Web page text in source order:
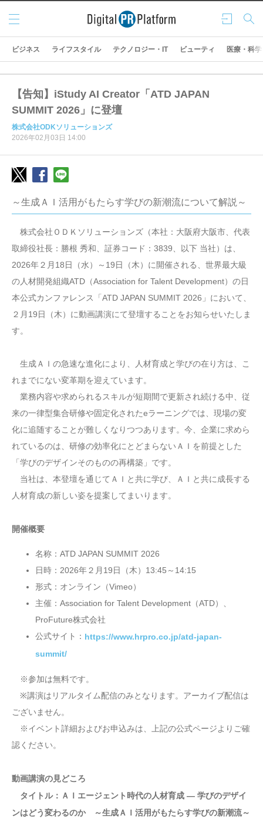
ログ
イン
検索
メニ
ュー
ビジネス ライフスタイル テクノロジー・IT ビューティ 医療・科学
【告知】iStudy AI Creator「ATD JAPAN
SUMMIT 2026」に登壇
株式会社ODKソリューションズ
2026年02月03日 14:00
～生成ＡＩ活用がもたらす学びの新潮流について解説～
株式会社ＯＤＫソリューションズ（本社：大阪府大阪市、代表
取締役社長：勝根 秀和、証券コード：3839、以下 当社）は、
2026年２月18日（水）～19日（木）に開催される、世界最大級
の人材開発組織ATD（Association for Talent Development）の日
本公式カンファレンス「ATD JAPAN SUMMIT 2026」において、
２月19日（木）に動画講演にて登壇することをお知らせいたしま
す。
生成ＡＩの急速な進化により、人材育成と学びの在り方は、こ
れまでにない変革期を迎えています。
業務内容や求められるスキルが短期間で更新され続ける中、従
来の一律型集合研修や固定化されたeラーニングでは、現場の変
化に追随することが難しくなりつつあります。今、企業に求めら
れているのは、研修の効率化にとどまらないＡＩを前提とした
「学びのデザインそのものの再構築」です。
当社は、本登壇を通じてＡＩと共に学び、ＡＩと共に成長する
人材育成の新しい姿を提案してまいります。
開催概要
名称：ATD JAPAN SUMMIT 2026
日時：2026年２月19日（木）13:45～14:15
形式：オンライン（Vimeo）
主催：Association for Talent Development（ATD）、
ProFuture株式会社
公式サイト： https://www.hrpro.co.jp/atd-japan-
summit/
※参加は無料です。
※講演はリアルタイム配信のみとなります。アーカイブ配信は
ございません。
※イベント詳細およびお申込みは、上記の公式ページよりご確
認ください。
動画講演の見どころ
タイトル：ＡＩエージェント時代の人材育成 ― 学びのデザイ
ンはどう変わるのか ～生成ＡＩ活用がもたらす学びの新潮流～